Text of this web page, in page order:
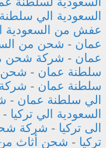
السعودية الي
عفش من السعودية
عمان - شحن من
عمان - شركة شحن
سلطنة عمان - شحن
سلطنة عمان -
الي سلطنة عمان -
السعودية الي تركيا -
الى تركيا - شركة
تركيا - شحن أثاث من